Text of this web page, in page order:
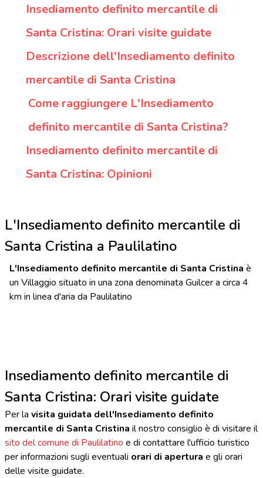
Insediamento definito mercantile di
Santa Cristina: Orari visite guidate
Descrizione dell'Insediamento definito
mercantile di Santa Cristina
Come raggiungere L'Insediamento
definito mercantile di Santa Cristina?
Insediamento definito mercantile di
Santa Cristina: Opinioni
L'Insediamento definito mercantile di
Santa Cristina a Paulilatino
L'Insediamento definito mercantile di Santa Cristina è
un Villaggio situato in una zona denominata Guilcer a circa 4
km in linea d'aria da Paulilatino
Insediamento definito mercantile di
Santa Cristina: Orari visite guidate
Per la visita guidata dell'Insediamento definito
mercantile di Santa Cristina il nostro consiglio è di visitare il
sito del comune di Paulilatino e di contattare l'ufficio turistico
per informazioni sugli eventuali orari di apertura e gli orari
delle visite guidate.